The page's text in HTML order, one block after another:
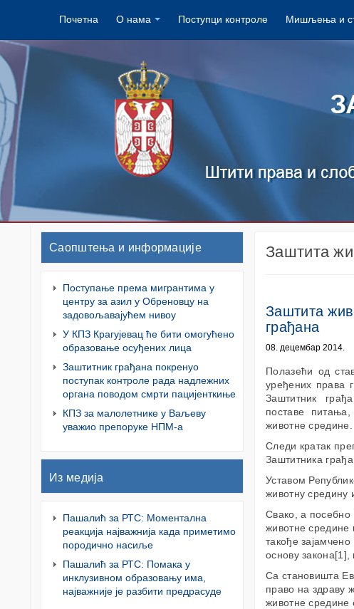
Почетна О нама Поступци контроле Мишљења и
Заштита
Заштита
грађана
08. децембар 2014.
Полазећи од
уређених права
Заштитник
поставе
животне средине.
Следи кратак
Заштитника
Уставом
животну средину
Свако, а посебно
животне средине
такође
основу закона[1],
Са становишта
право на здраву
животне средине
Саопштења и информације
Поступање према мигрантима у
центру за азил у Обреновцу на
задовољавајућем нивоу
У КПЗ Крагујевац ће бити омогућено
образовање осуђених лица
Заштитник грађана покренуо
поступак контроле рада надлежних
органа поводом смрти пацијенткиње
КПЗ за малолетнике у Ваљеву
уважио препоруке НПМ-а
Из медија
Пашалић за РТС: Моментална
реакција најважнија када приметимо
породично насиље
Пашалић за РТС: Помака у
инклузивном образовању има,
најважније је разбити предрасуде